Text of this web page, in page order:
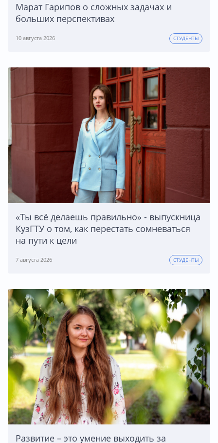
Марат Гарипов о сложных задачах и
больших перспективах
10 августа 2026 СТУДЕНТЫ
«Ты всё делаешь правильно» - выпускница
КузГТУ о том, как перестать сомневаться
на пути к цели
7 августа 2026 СТУДЕНТЫ
Развитие – это умение выходить за